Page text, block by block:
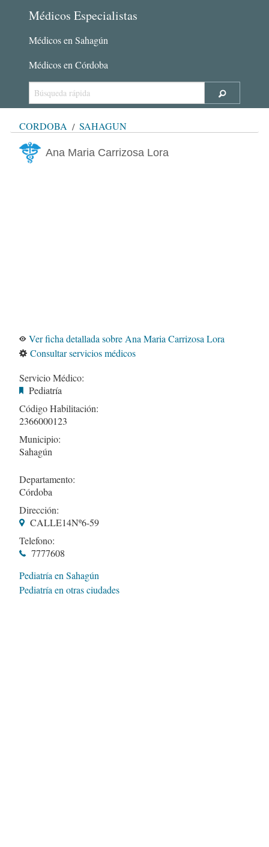
Médicos Especialistas
Médicos en Sahagún
Médicos en Córdoba
CÓRDOBA SAHAGÚN
Ana Maria Carrizosa Lora
Ver ficha detallada sobre Ana Maria Carrizosa Lora
Consultar servicios médicos
Servicio Médico:
Pediatría
Código Habilitación:
2366000123
Municipio:
Sahagún
Departamento:
Córdoba
Dirección:
CALLE14Nº6-59
Telefono:
7777608
Pediatría en Sahagún
Pediatría en otras ciudades